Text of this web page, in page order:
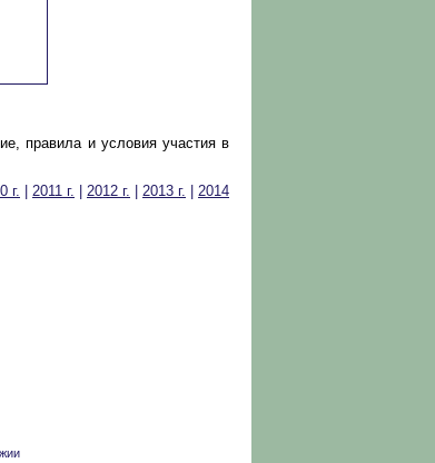
правила и условия участия в
г. 2011 г. 2012 г. 2013 г.
2014